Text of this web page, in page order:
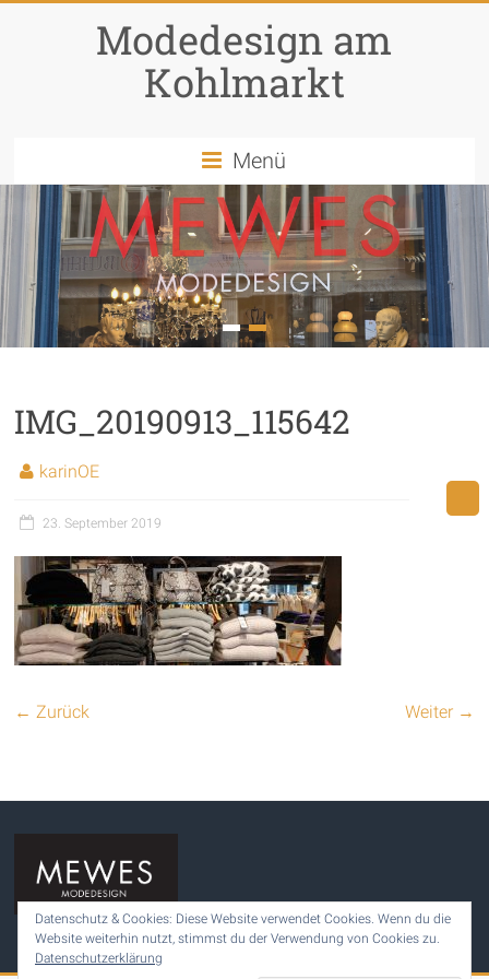
Modedesign am
Kohlmarkt
Menü
1 2
IMG_20190913_115642
karinOE
23. September 2019
← Zurück Weiter →
Datenschutz & Cookies: Diese Website verwendet Cookies. Wenn du die
Website weiterhin nutzt, stimmst du der Verwendung von Cookies zu.
Datenschutzerklärung